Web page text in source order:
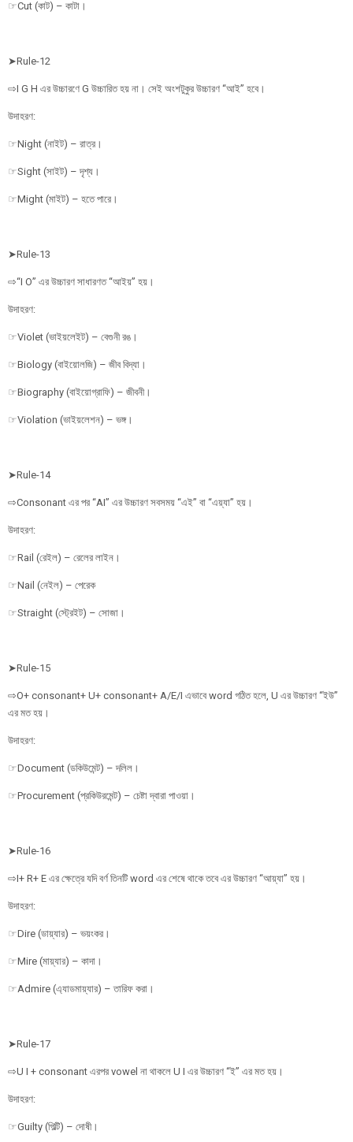
☞Cut (কাট) – কাটা।
➤Rule-12
⇨I G H এর উচ্চারণে G উচ্চারিত হয় না। সেই অংশটুকুর উচ্চারণ “আই” হবে।
উদাহরণ:
☞Night (নাইট) – রাত্র।
☞Sight (সাইট) – দৃশ্য।
☞Might (মাইট) – হতে পারে।
➤Rule-13
⇨“I O” এর উচ্চারণ সাধারণত “আইয়” হয়।
উদাহরণ:
☞Violet (ভাইয়লেইট) – বেগুনী রঙ।
☞Biology (বাইয়োলজি) – জীব বিদ্যা।
☞Biography (বাইয়োগ্রাফি) – জীবনী।
☞Violation (ভাইয়লেশন) – ভঙ্গ।
➤Rule-14
⇨Consonant এর পর “AI” এর উচ্চারণ সবসময় “এই” বা “এয়্যা” হয়।
উদাহরণ:
☞Rail (রেইল) – রেলের লাইন।
☞Nail (নেইল) – পেরেক
☞Straight (স্ট্রেইট) – সোজা।
➤Rule-15
⇨O+ consonant+ U+ consonant+ A/E/I এভাবে word গঠিত হলে, U এর উচ্চারণ “ইউ”
এর মত হয়।
উদাহরণ:
☞Document (ডকিউমেন্ট) – দলিল।
☞Procurement (প্রকিউরমেন্ট) – চেষ্টা দ্বারা পাওয়া।
➤Rule-16
⇨I+ R+ E এর ক্ষেত্রে যদি বর্ণ তিনটি word এর শেষে থাকে তবে এর উচ্চারণ “আয়্যা” হয়।
উদাহরণ:
☞Dire (ডায়্যার) – ভয়ংকর।
☞Mire (মায়্যার) – কাদা।
☞Admire (এ্যাডমায়্যার) – তারিফ করা।
➤Rule-17
⇨U I + consonant এরপর vowel না থাকলে U I এর উচ্চারণ “ই” এর মত হয়।
উদাহরণ:
☞Guilty (গিল্টি) – দোষী।